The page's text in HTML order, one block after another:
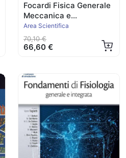
Focardi Fisica Generale
Meccanica e
Termodinamica 2014
Area Scientifica
70,10 €
66,60 €